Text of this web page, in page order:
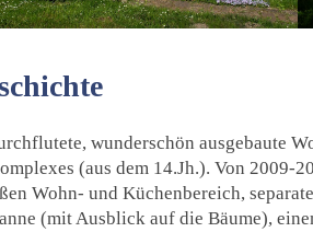
wunderschön ausgebaute
(aus dem 14.Jh.). Von 2009-
Wohn- und Küchenbereich,
(mit Ausblick auf die Bäume),